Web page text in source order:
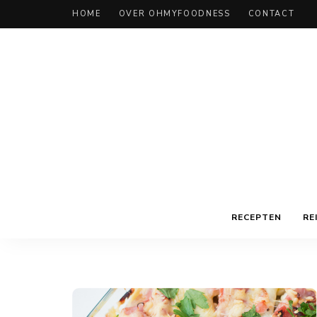
HOME OVER OHMYFOODNESS CONTACT
RECEPTEN